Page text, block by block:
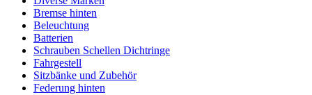
Bremse hinten
Beleuchtung
Batterien
Schrauben Schellen Dichtringe
Fahrgestell
Sitzbänke und Zubehör
Federung hinten